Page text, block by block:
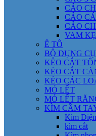
CẢO
CẢO
CẢO
VAM
Ê TÔ
BỘ DỤNG
KÉO CẮT
KÉO CẮT
KÉO CÁC
MỎ LẾT
MỎ LẾT
KÌM CẦM
Kìm Điện
kìm cắt